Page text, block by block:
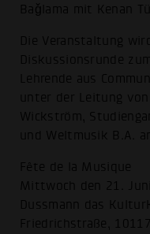
Baǧlama mit Kenan
Die Veranstaltung
Diskussionsrunde
Lehrende aus
unter der Leitung von
Wickström,
und Weltmusik B.A.
Fête de la Musique
Mittwoch den 21.
Dussmann das
Friedrichstraße,